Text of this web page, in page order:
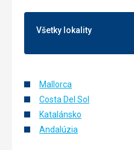
Všetky lokality
Mallorca
Costa Del Sol
Katalánsko
Andalúzia